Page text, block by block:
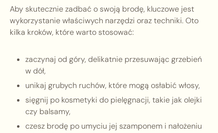
Aby skutecznie zadbać o swoją brodę, kluczowe jest
wykorzystanie właściwych narzędzi oraz techniki. Oto
kilka kroków, które warto stosować:
zaczynaj od góry, delikatnie przesuwając grzebień
w dół,
unikaj grubych ruchów, które mogą osłabić włosy,
sięgnij po kosmetyki do pielęgnacji, takie jak olejki
czy balsamy,
czesz brodę po umyciu jej szamponem i nałożeniu